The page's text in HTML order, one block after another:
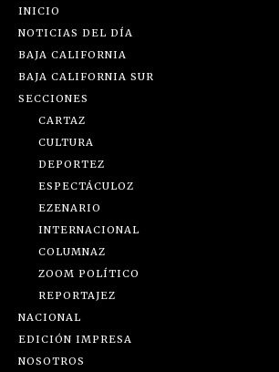
INICIO
NOTICIAS DEL DÍA
BAJA CALIFORNIA
BAJA CALIFORNIA SUR
SECCIONES
CARTAZ
CULTURA
DEPORTEZ
ESPECTÁCULOZ
EZENARIO
INTERNACIONAL
COLUMNAZ
ZOOM POLÍTICO
REPORTAJEZ
NACIONAL
EDICIÓN IMPRESA
NOSOTROS